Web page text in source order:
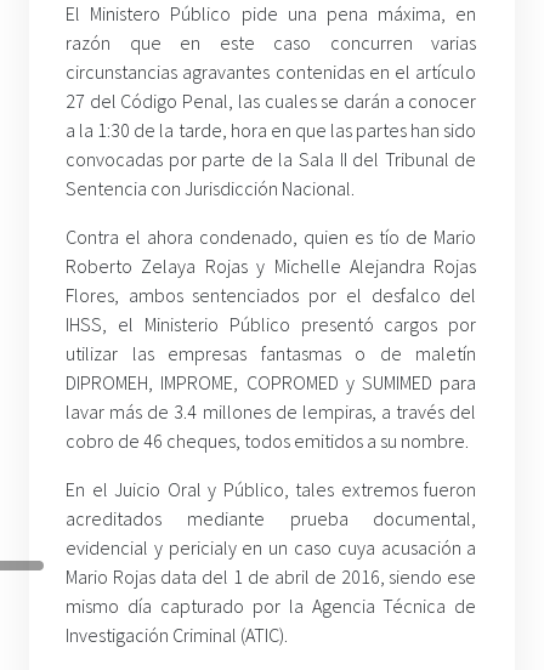
El Ministero Público pide una pena máxima, en
razón que en este caso concurren varias
circunstancias agravantes contenidas en el artículo
27 del Código Penal, las cuales se darán a conocer
a la 1:30 de la tarde, hora en que las partes han sido
convocadas por parte de la Sala II del Tribunal de
Sentencia con Jurisdicción Nacional.
Contra el ahora condenado, quien es tío de Mario
Roberto Zelaya Rojas y Michelle Alejandra Rojas
Flores, ambos sentenciados por el desfalco del
IHSS, el Ministerio Público presentó cargos por
utilizar las empresas fantasmas o de maletín
DIPROMEH, IMPROME, COPROMED y SUMIMED para
lavar más de 3.4 millones de lempiras, a través del
cobro de 46 cheques, todos emitidos a su nombre.
En el Juicio Oral y Público, tales extremos fueron
acreditados mediante prueba documental,
evidencial y pericialy en un caso cuya acusación a
Mario Rojas data del 1 de abril de 2016, siendo ese
mismo día capturado por la Agencia Técnica de
Investigación Criminal (ATIC).